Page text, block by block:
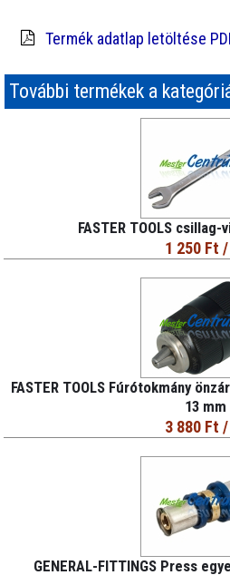
Termék adatlap letöltése
További termékek a
FASTER TOOLS
1 250 Ft /
FASTER TOOLS Fúrótokmány
13 mm
3 880 Ft /
GENERAL-FITTINGS Press